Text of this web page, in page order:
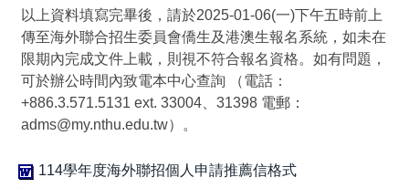
以上資料填寫完畢後，請於2025-01-06(一)下午五時前上
傳至海外聯合招生委員會僑生及港澳生報名系統，如未在
限期內完成文件上載，則視不符合報名資格。如有問題，
可於辦公時間內致電本中心查詢 （電話：
+886.3.571.5131 ext. 33004、31398 電郵：
adms@my.nthu.edu.tw）。
114學年度海外聯招個人申請推薦信格式